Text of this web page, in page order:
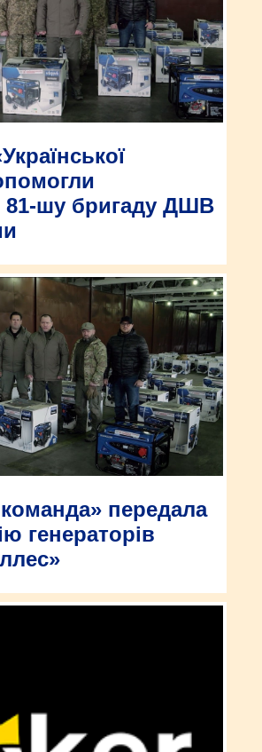
81-шу бригаду ДШВ
команда» передала
генераторів